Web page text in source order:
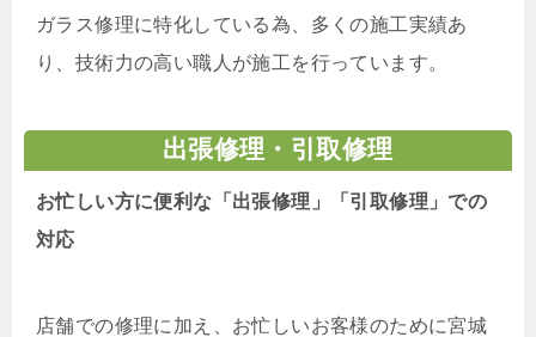
ガラス修理に特化している為、多くの施工実績あ
り、技術力の高い職人が施工を行っています。
出張修理・引取修理
お忙しい方に便利な「出張修理」「引取修理」での
対応
店舗での修理に加え、お忙しいお客様のために宮城